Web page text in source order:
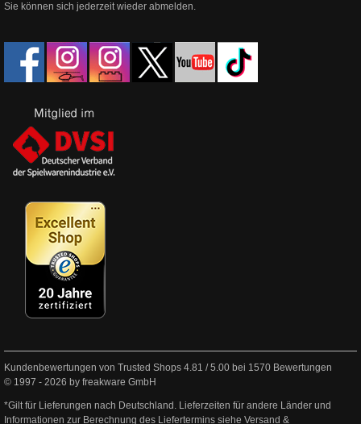
Sie können sich jederzeit wieder abmelden.
Kundenbewertungen von Trusted Shops 4.81 /5.00 bei 1570 Bewertungen
© 1997 - 2026 by freakware GmbH
*Gilt für Lieferungen nach Deutschland. Lieferzeiten für andere Länder und
Informationen zur Berechnung des Liefertermins siehe Versand &